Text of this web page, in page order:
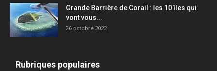
Grande Barrière de Corail : les 10 îles qui
vont vous...
26 octobre 2022
Rubriques populaires